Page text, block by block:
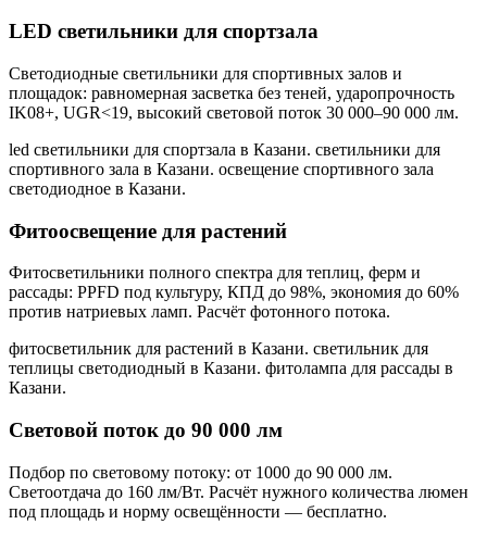
LED светильники для спортзала
Светодиодные светильники для спортивных залов и
площадок: равномерная засветка без теней, ударопрочность
IK08+, UGR<19, высокий световой поток 30 000–90 000 лм.
led светильники для спортзала в Казани. светильники для
спортивного зала в Казани. освещение спортивного зала
светодиодное в Казани.
Фитоосвещение для растений
Фитосветильники полного спектра для теплиц, ферм и
рассады: PPFD под культуру, КПД до 98%, экономия до 60%
против натриевых ламп. Расчёт фотонного потока.
фитосветильник для растений в Казани. светильник для
теплицы светодиодный в Казани. фитолампа для рассады в
Казани.
Световой поток до 90 000 лм
Подбор по световому потоку: от 1000 до 90 000 лм.
Светоотдача до 160 лм/Вт. Расчёт нужного количества люмен
под площадь и норму освещённости — бесплатно.